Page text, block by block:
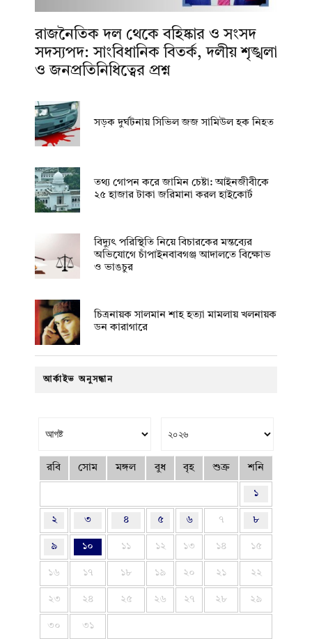
রাজনৈতিক দল থেকে বহিষ্কার ও সংসদ
সদস্যপদ: সাংবিধানিক বিতর্ক, দলীয় শৃঙ্খলা
ও জনপ্রতিনিধিত্বের প্রশ্ন
সড়ক দুর্ঘটনায় সিভিল জজ সামিউল হক নিহত
তথ্য গোপন করে জামিন চেষ্টা: আইনজীবীকে
২৫ হাজার টাকা জরিমানা করল হাইকোর্ট
বিদ্যুৎ পরিস্থিতি নিয়ে বিচারকের মন্তব্যের
অভিযোগে চাঁপাইনবাবগঞ্জ আদালতে বিক্ষোভ
ও ভাঙচুর
চিত্রনায়ক সালমান শাহ হত্যা মামলায় খলনায়ক
ডন কারাগারে
আর্কাইভ অনুসন্ধান
রবি সোম মঙ্গল বুধ বৃহ শুক্র শনি
১
২ ৩ ৪ ৫ ৬ ৭ ৮
৯ ১০ ১১ ১২ ১৩ ১৪ ১৫
১৬ ১৭ ১৮ ১৯ ২০ ২১ ২২
২৩ ২৪ ২৫ ২৬ ২৭ ২৮ ২৯
৩০ ৩১